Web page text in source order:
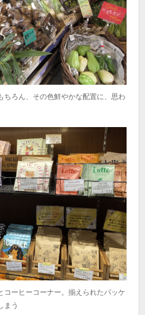
ちろん、その色鮮やかな配置に、思わ
コーヒーコーナー。揃えられたパッケ
まう